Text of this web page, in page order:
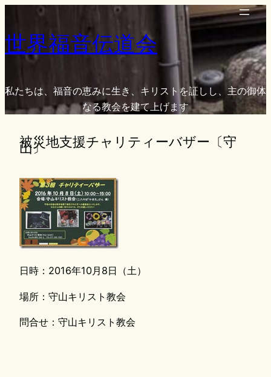
を
ッ
世界福音伝道会
私たちは、福音の恵みに生き、キリストを証しし、主の御体
なる教会を建て上げます
被災地支援チャリティーバザー〔守
山〕
日時：2016年10月8日（土）
場所：守山キリスト教会
問合せ：守山キリスト教会